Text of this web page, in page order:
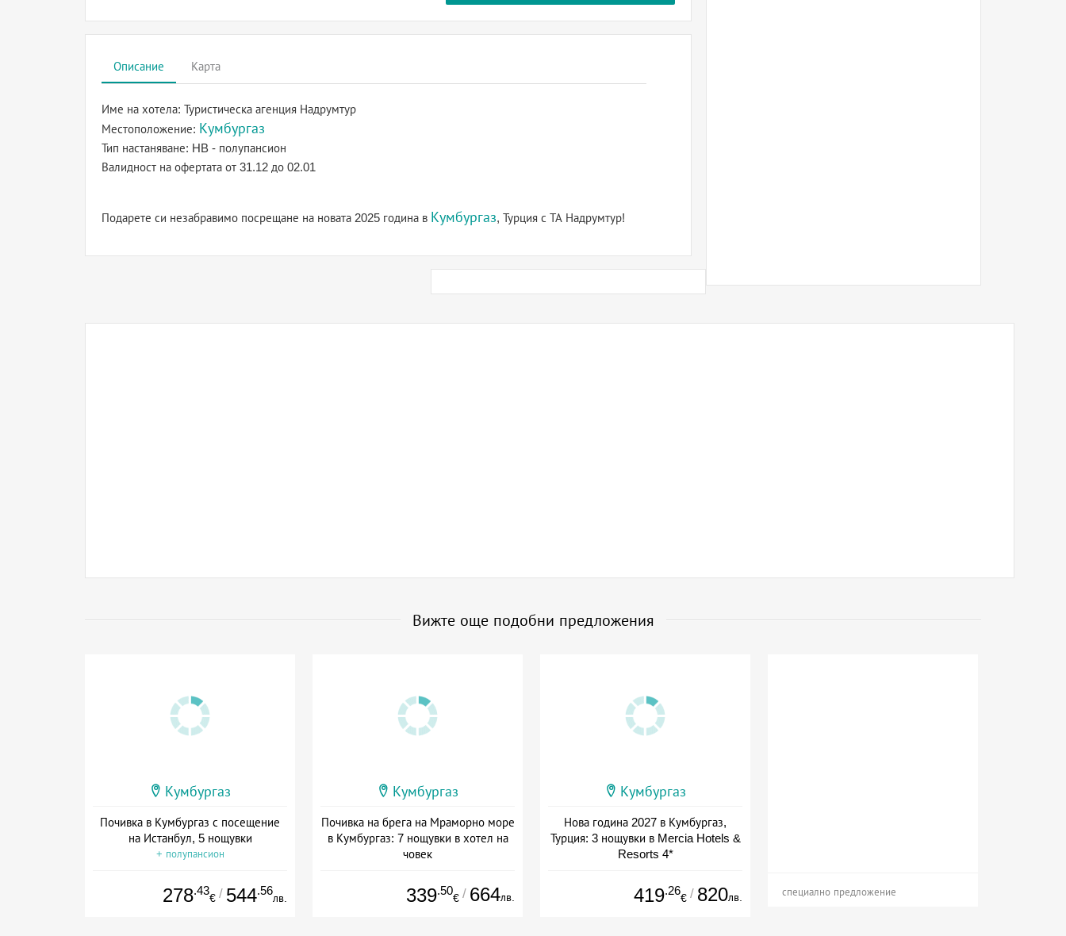
Описание Карта
Име на хотела: Туристическа агенция Надрумтур
Местоположение: Кумбургаз
Тип настаняване: HB - полупансион
Валидност на офертата от 31.12 до 02.01
Подарете си незабравимо посрещане на новата 2025 година в Кумбургаз, Турция с ТА Надрумтур!
Вижте още подобни предложения
Кумбургаз
Почивка в Кумбургаз с посещение
на Истанбул, 5 нощувки
+ полупансион
278.43
€ / 544.56
лв.
Кумбургаз
Почивка на брега на Мраморно море
в Кумбургаз: 7 нощувки в хотел на
човек
339.50
€ / 664лв.
Кумбургаз
Нова година 2027 в Кумбургаз,
Турция: 3 нощувки в Mercia Hotels &
Resorts 4*
419.26
€ / 820лв. специално предложение